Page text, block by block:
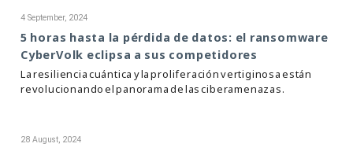
4 September, 2024
5 horas hasta la pérdida de datos: el ransomware
CyberVolk eclipsa a sus competidores
La resiliencia cuántica y la proliferación vertiginosa están
revolucionando el panorama de las ciberamenazas.
28 August, 2024